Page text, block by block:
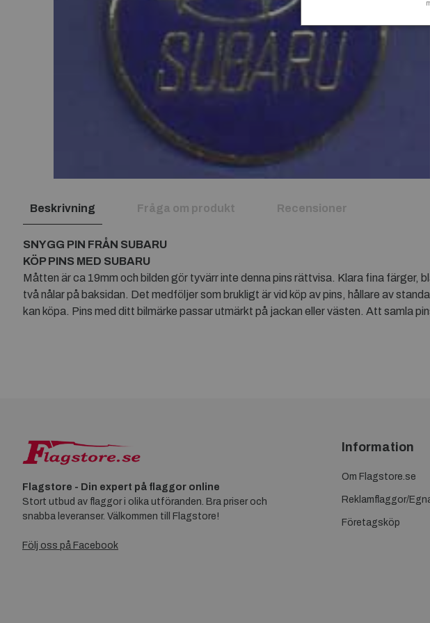
Beskrivning Fråga om produkt Recensioner
SNYGG PIN FRÅN SUBARU
KÖP PINS MED SUBARU
Måtten är ca 19mm och bilden gör tyvärr inte denna pins rättvisa. Klara fina färger,
två nålar på baksidan. Det medföljer som brukligt är vid köp av pins, hållare av
kan köpa. Pins med ditt bilmärke passar utmärkt på jackan eller västen. Att samla
Flagstore - Din expert på flaggor online
Stort utbud av flaggor i olika utföranden. Bra priser och
snabba leveranser. Välkommen till Flagstore!
Följ oss på Facebook
Information
Om Flagstore.se
Reklamflaggor/
Företagsköp